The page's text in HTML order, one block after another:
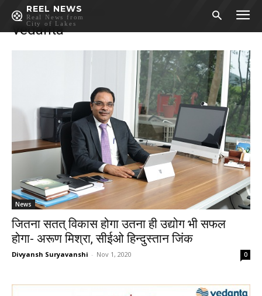
REEL NEWS
Real News from
City of Lakes
Home Others Vedanta
Vedanta
News
जितना सतत् विकास होगा उतना ही उद्योग भी सफल
होगा- अरूण मिश्रा, सीईओ हिन्दुस्तान जिंक
Divyansh Suryavanshi - Nov 1, 2020 0